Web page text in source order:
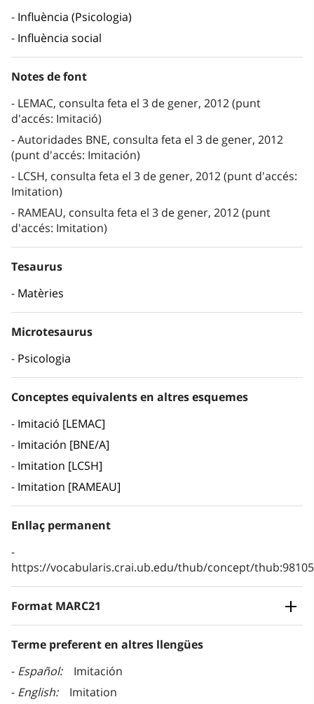
Influència (Psicologia)
Influència social
Notes de font
LEMAC, consulta feta el 3 de gener, 2012 (punt
d'accés: Imitació)
Autoridades BNE, consulta feta el 3 de gener, 2012
(punt d'accés: Imitación)
LCSH, consulta feta el 3 de gener, 2012 (punt d'accés:
Imitation)
RAMEAU, consulta feta el 3 de gener, 2012 (punt
d'accés: Imitation)
Tesaurus
Matèries
Microtesaurus
Psicologia
Conceptes equivalents en altres esquemes
Imitació [LEMAC]
Imitación [BNE/A]
Imitation [LCSH]
Imitation [RAMEAU]
Enllaç permanent
https://vocabularis.crai.ub.edu/thub/concept/
Format MARC21
Terme preferent en altres llengües
Español
Imitación
English
Imitation